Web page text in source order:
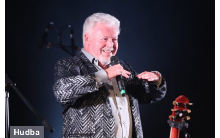
Hudba